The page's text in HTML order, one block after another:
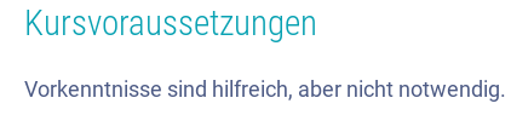
Kursvoraussetzungen
Vorkenntnisse sind hilfreich, aber nicht notwendig.